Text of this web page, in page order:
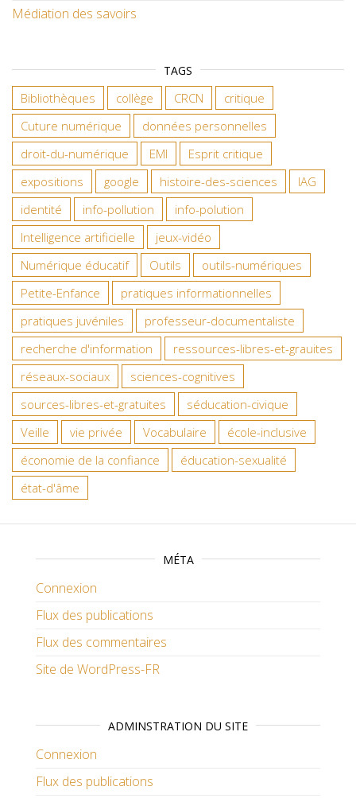
Médiation des savoirs
TAGS
Bibliothèques collège CRCN
critique
Cuture numérique
données personnelles
droit-du-numérique
EMI
Esprit critique
expositions
google histoire-des-sciences
IAG
identité
info-pollution
info-polution
Intelligence artificielle
jeux-vidéo
Numérique éducatif
Outils
outils-numériques
Petite-Enfance
pratiques informationnelles
pratiques juvéniles
professeur-documentaliste
recherche d'information
ressources-libres-et-grauites
réseaux-sociaux
sciences-cognitives
sources-libres-et-gratuites
séducation-civique
Veille
vie privée Vocabulaire
école-inclusive
économie de la confiance
éducation-sexualité
état-d'âme
MÉTA
Connexion
Flux des publications
Flux des commentaires
Site de WordPress-FR
ADMINSTRATION DU SITE
Connexion
Flux des publications